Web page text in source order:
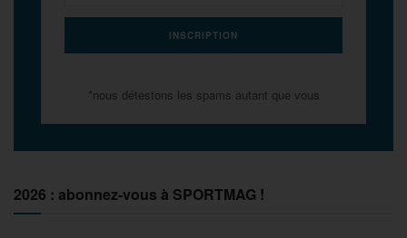
*nous détestons les spams autant que vous
2026 : abonnez-vous à SPORTMAG !